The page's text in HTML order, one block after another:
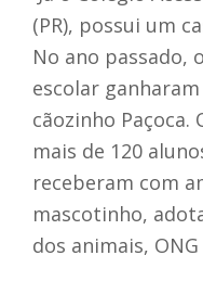
(PR), possui um
No ano passado,
escolar
cãozinho
mais de 120
receberam com
mascotinho,
dos animais, ONG